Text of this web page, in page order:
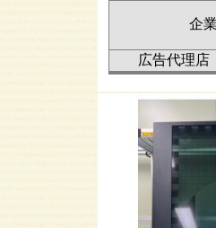
企
広告代理店